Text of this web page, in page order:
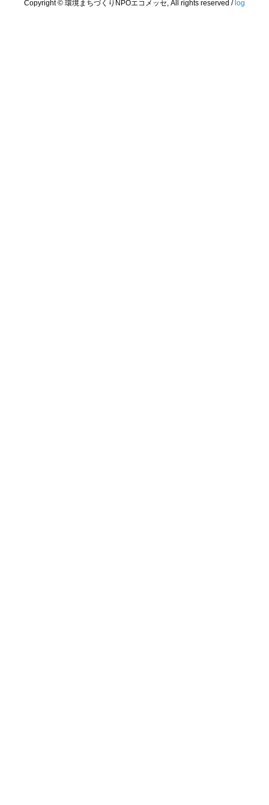
Copyright © 環境まちづくりNPOエコメッセ, All rights reserved / log